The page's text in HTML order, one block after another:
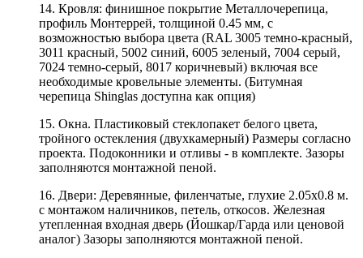
14. Кровля: финишное покрытие Металлочерепица,
профиль Монтеррей, толщиной 0.45 мм, с
возможностью выбора цвета (RAL 3005 темно-красный,
3011 красный, 5002 синий, 6005 зеленый, 7004 серый,
7024 темно-серый, 8017 коричневый) включая все
необходимые кровельные элементы. (Битумная
черепица Shinglas доступна как опция)
15. Окна. Пластиковый стеклопакет белого цвета,
тройного остекления (двухкамерный) Размеры согласно
проекта. Подоконники и отливы - в комплекте. Зазоры
заполняются монтажной пеной.
16. Двери: Деревянные, филенчатые, глухие 2.05х0.8 м.
с монтажом наличников, петель, откосов. Железная
утепленная входная дверь (Йошкар/Гарда или ценовой
аналог) Зазоры заполняются монтажной пеной.